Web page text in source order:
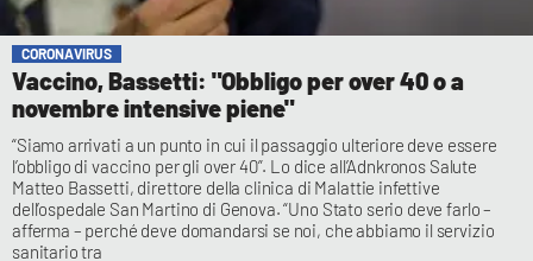
CORONAVIRUS
Vaccino, Bassetti: "Obbligo per over 40 o a
novembre intensive piene"
“Siamo arrivati a un punto in cui il passaggio ulteriore deve essere
l’obbligo di vaccino per gli over 40”. Lo dice all’Adnkronos Salute
Matteo Bassetti, direttore della clinica di Malattie infettive
dell’ospedale San Martino di Genova. “Uno Stato serio deve farlo –
afferma – perché deve domandarsi se noi, che abbiamo il servizio
sanitario tra